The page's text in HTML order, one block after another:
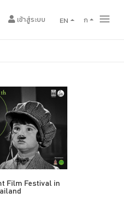
เข้าสู่ระบบ EN ก
Film Festival in